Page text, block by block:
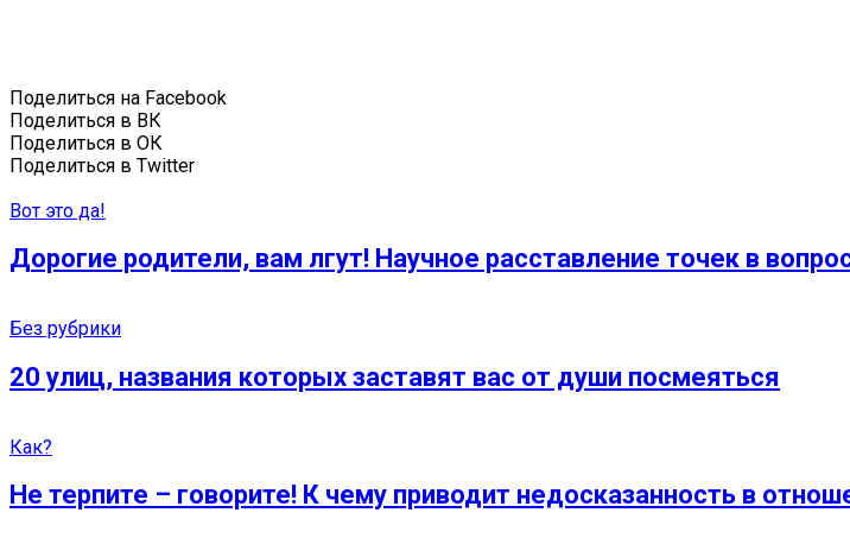
Поделиться на Facebook
Поделиться в ВК
Поделиться в ОК
Поделиться в Twitter
Вот это да!
Дорогие родители, вам лгут! Научное расставление точек в
Без рубрики
20 улиц, названия которых заставят вас от души посмеяться
Как?
Не терпите – говорите! К чему приводит недосказанность в